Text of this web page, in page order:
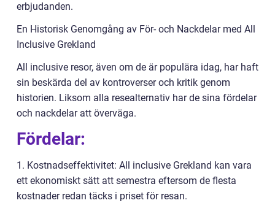
erbjudanden.
En Historisk Genomgång av För- och Nackdelar med All
Inclusive Grekland
All inclusive resor, även om de är populära idag, har haft
sin beskärda del av kontroverser och kritik genom
historien. Liksom alla resealternativ har de sina fördelar
och nackdelar att överväga.
Fördelar:
1. Kostnadseffektivitet: All inclusive Grekland kan vara
ett ekonomiskt sätt att semestra eftersom de flesta
kostnader redan täcks i priset för resan.